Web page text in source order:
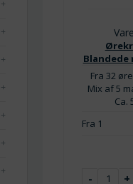
Blandede
Fra 32
Mix af 5
Ca.
Fra 1